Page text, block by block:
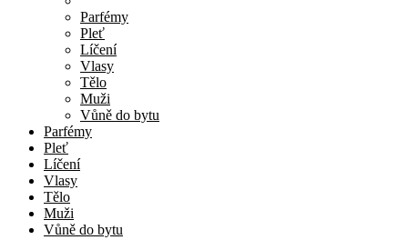
Parfémy
Pleť
Líčení
Vlasy
Tělo
Muži
Vůně do bytu
Parfémy
Pleť
Líčení
Vlasy
Tělo
Muži
Vůně do bytu